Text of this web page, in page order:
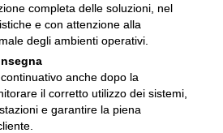
completa delle soluzioni, nel
e con attenzione alla
degli ambienti operativi.
anche dopo la
il corretto utilizzo dei sistemi,
e garantire la piena